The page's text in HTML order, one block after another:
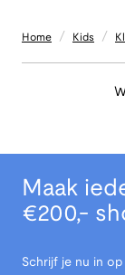
Home / Kids /
Maak
€200,-
Schrijf je nu in